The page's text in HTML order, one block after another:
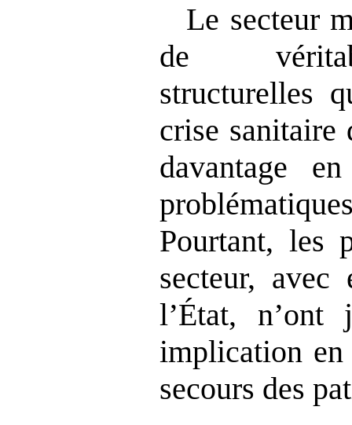
Le secteur
de
structurelles
crise sanitaire
davantage
Pourtant, les
secteur, avec
l’État,
implication en
secours des